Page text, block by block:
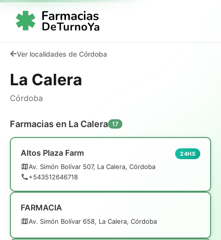
Ver localidades de Córdoba
La Calera
Córdoba
Farmacias en La Calera 17
Altos Plaza Farm
Av. Simón Bolívar 507, La Calera, Córdoba
+543512646718
24HS
FARMACIA
Av. Simón Bolívar 658, La Calera, Córdoba